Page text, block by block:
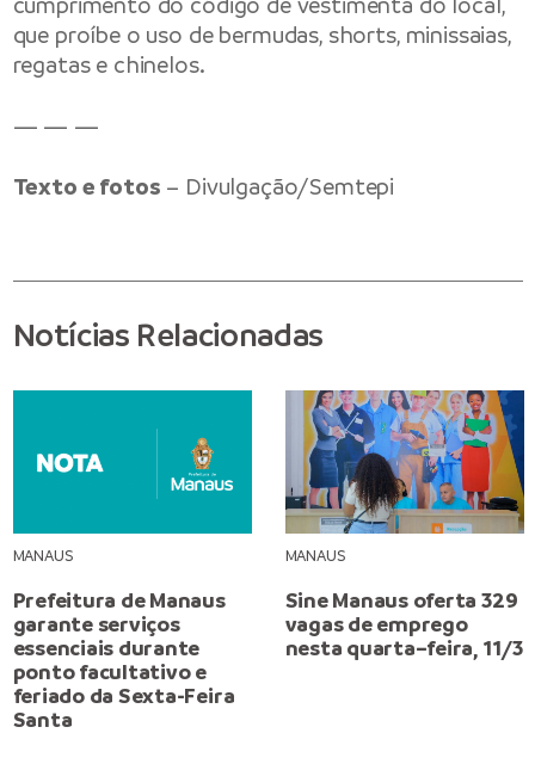
que proíbe o uso de bermudas, shorts, minissaias,
regatas e chinelos.
— — —
Texto e fotos – Divulgação/Semtepi
Notícias Relacionadas
MANAUS
Prefeitura de Manaus
garante serviços
essenciais durante
ponto facultativo e
feriado da Sexta-Feira
Santa
MANAUS
Sine Manaus oferta 329
vagas de emprego
nesta quarta–feira, 11/3